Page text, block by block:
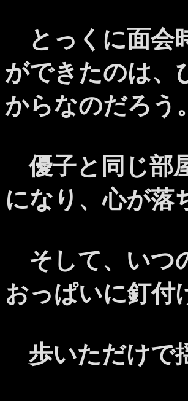
とっくに面会
ができたのは、
からなのだろう。
優子と同じ部
になり、心が落
そして、いつ
おっぱいに釘付
歩いただけで